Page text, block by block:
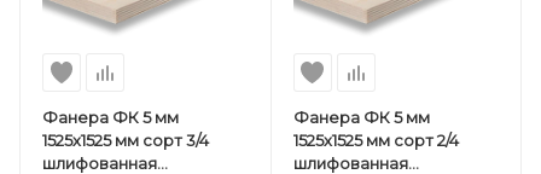
Фанера ФК 5 мм
1525х1525 мм сорт 3/4
шлифованная
Фанера ФК 5 мм
1525х1525 мм сорт 2/4
шлифованная